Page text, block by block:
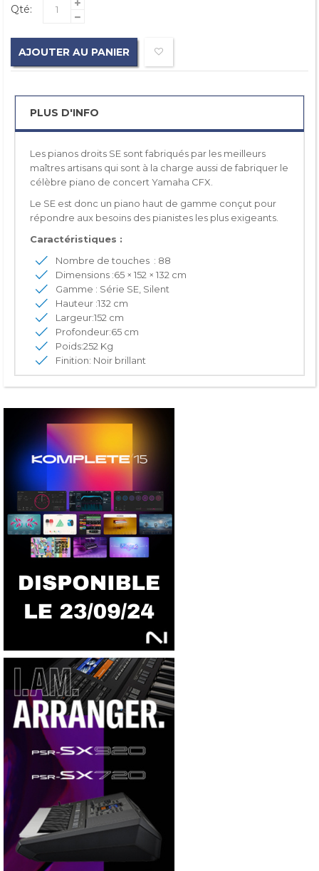
Qté:
AJOUTER AU PANIER
PLUS D'INFO
Les pianos droits SE sont fabriqués par les meilleurs
maîtres artisans qui sont à la charge aussi de fabriquer le
célèbre piano de concert Yamaha CFX.
Le SE est donc un piano haut de gamme conçut pour
répondre aux besoins des pianistes les plus exigeants.
Caractéristiques :
Nombre de touches : 88
Dimensions :65 × 152 × 132 cm
Gamme : Série SE, Silent
Hauteur :132 cm
Largeur:152 cm
Profondeur:65 cm
Poids:252 Kg
Finition: Noir brillant